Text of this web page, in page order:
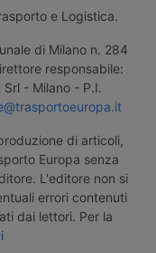
e Logistica.
di Milano n. 284
responsabile:
- Milano - P.I.
di articoli,
Europa senza
L'editore non si
errori contenuti
dai lettori. Per la